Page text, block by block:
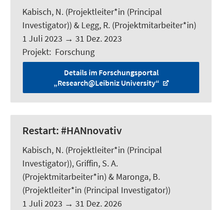
Kabisch, N. (Projektleiter*in (Principal
Investigator)) & Legg, R. (Projektmitarbeiter*in)
1 Juli 2023 → 31 Dez. 2023
Projekt: Forschung
Details im Forschungsportal
„Research@Leibniz University“
Restart: #HANnovativ
Kabisch, N. (Projektleiter*in (Principal
Investigator)), Griffin, S. A.
(Projektmitarbeiter*in) & Maronga, B.
(Projektleiter*in (Principal Investigator))
1 Juli 2023 → 31 Dez. 2026